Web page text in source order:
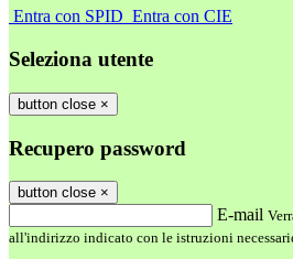
Entra con SPID Entra con CIE
Seleziona utente
button close ×
Recupero password
button close ×
E-mail
all'indirizzo indicato con le istruzioni